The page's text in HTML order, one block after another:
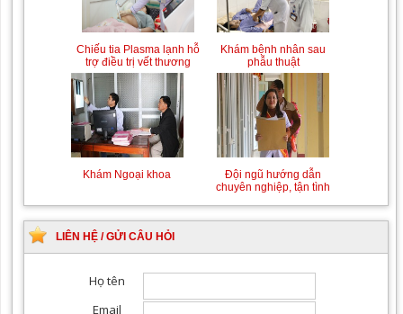
Chiếu tia Plasma lạnh hỗ
trợ điều trị vết thương
Khám bệnh nhân sau
phẫu thuật
Khám Ngoại khoa
Đội ngũ hướng dẫn
chuyên nghiệp, tận tình
LIÊN HỆ / GỬI CÂU HỎI